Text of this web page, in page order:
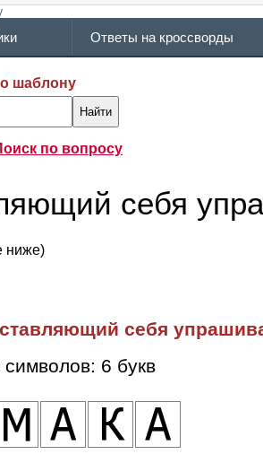
Ответы на кроссворды
шаблону
по вопросу
себя
ниже)
себя
символов: 6 букв